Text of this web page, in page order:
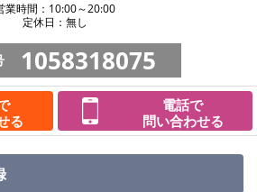
業時間：10:00～20:00
定休日：無し
1058318075
る
電話で
問い合わせる